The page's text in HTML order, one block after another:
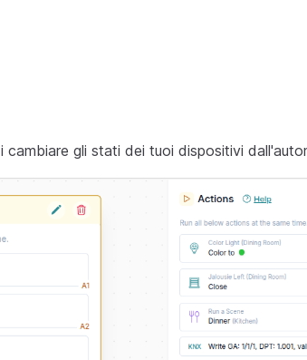
gli stati dei tuoi dispositivi